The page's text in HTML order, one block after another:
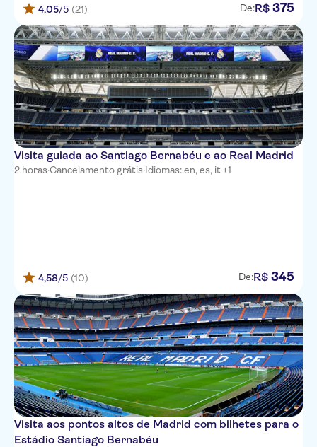
4,05/5 (21) De:R$ 375
Visita guiada ao Santiago Bernabéu e ao Real Madrid
2 horas·Cancelamento grátis·Idiomas: en, es, it +1
4,58/5 (10) De:R$ 345
Visita aos pontos altos de Madrid com bilhetes para o
Estádio Santiago Bernabéu